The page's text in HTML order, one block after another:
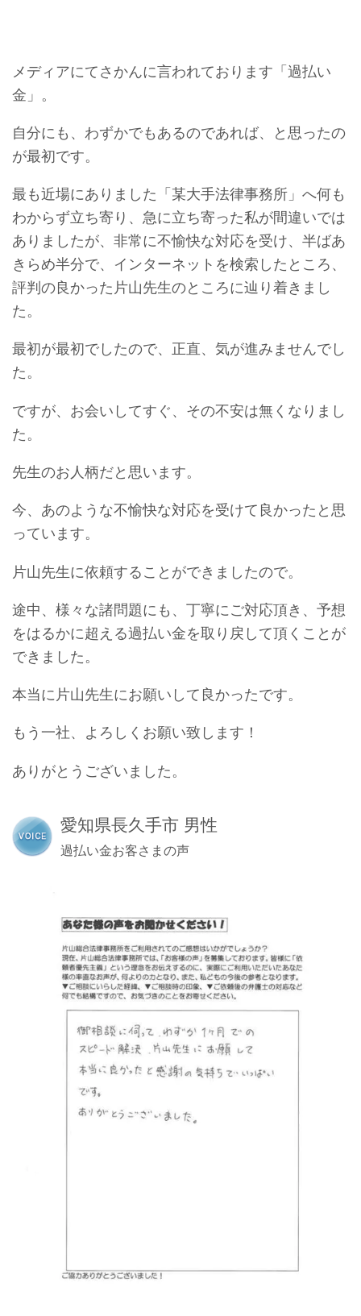
メディアにてさかんに言われております「過払い
金」。
自分にも、わずかでもあるのであれば、と思ったの
が最初です。
最も近場にありました「某大手法律事務所」へ何も
わからず立ち寄り、急に立ち寄った私が間違いでは
ありましたが、非常に不愉快な対応を受け、半ばあ
きらめ半分で、インターネットを検索したところ、
評判の良かった片山先生のところに辿り着きまし
た。
最初が最初でしたので、正直、気が進みませんでし
た。
ですが、お会いしてすぐ、その不安は無くなりまし
た。
先生のお人柄だと思います。
今、あのような不愉快な対応を受けて良かったと思
っています。
片山先生に依頼することができましたので。
途中、様々な諸問題にも、丁寧にご対応頂き、予想
をはるかに超える過払い金を取り戻して頂くことが
できました。
本当に片山先生にお願いして良かったです。
もう一社、よろしくお願い致します！
ありがとうございました。
愛知県長久手市 男性
過払い金お客さまの声